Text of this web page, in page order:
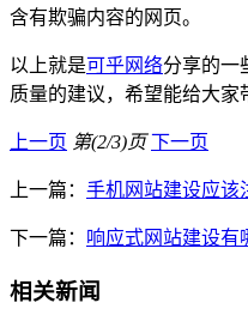
含有欺骗内容的网页。
以上就是可乎网络分享的一
质量的建议，希望能给大家
上一页 第(2/3)页 下一页
上一篇： 手机网站建设应该
下一篇： 响应式网站建设有
相关新闻